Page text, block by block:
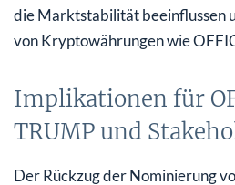
die Marktstabilität beeinflussen
von Kryptowährungen wie
Implikationen für
TRUMP und
Der Rückzug der Nominierung